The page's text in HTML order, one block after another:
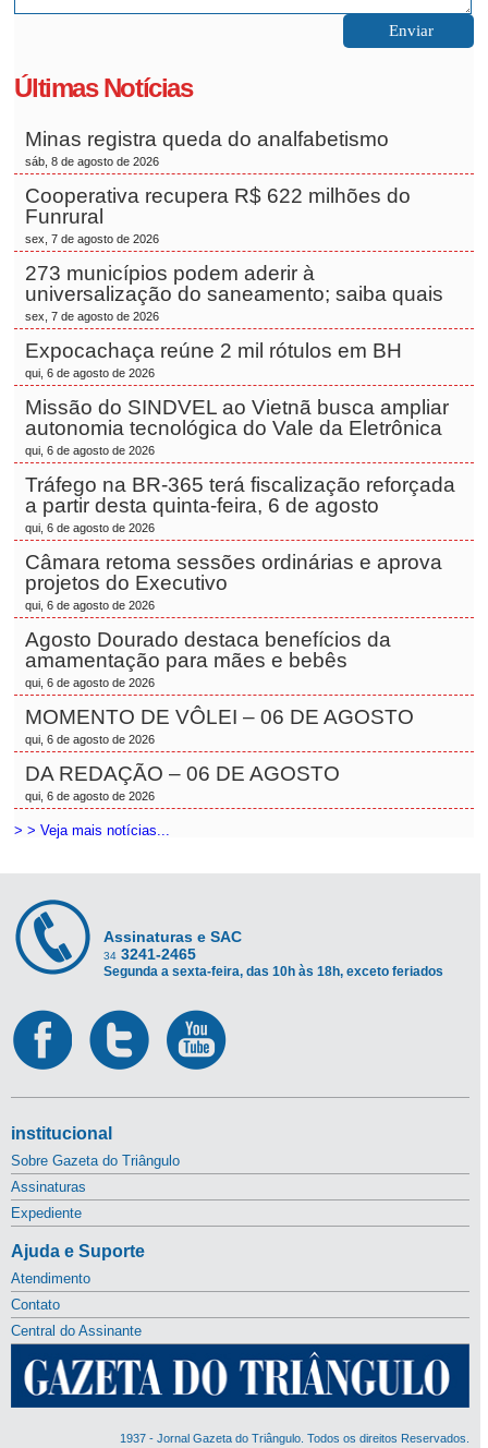
Últimas Notícias
Minas registra queda do analfabetismo
sáb, 8 de agosto de 2026
Cooperativa recupera R$ 622 milhões do
Funrural
sex, 7 de agosto de 2026
273 municípios podem aderir à
universalização do saneamento; saiba quais
sex, 7 de agosto de 2026
Expocachaça reúne 2 mil rótulos em BH
qui, 6 de agosto de 2026
Missão do SINDVEL ao Vietnã busca ampliar
autonomia tecnológica do Vale da Eletrônica
qui, 6 de agosto de 2026
Tráfego na BR-365 terá fiscalização reforçada
a partir desta quinta-feira, 6 de agosto
qui, 6 de agosto de 2026
Câmara retoma sessões ordinárias e aprova
projetos do Executivo
qui, 6 de agosto de 2026
Agosto Dourado destaca benefícios da
amamentação para mães e bebês
qui, 6 de agosto de 2026
MOMENTO DE VÔLEI – 06 DE AGOSTO
qui, 6 de agosto de 2026
DA REDAÇÃO – 06 DE AGOSTO
qui, 6 de agosto de 2026
> > Veja mais notícias...
Assinaturas e SAC
34 3241-2465
Segunda a sexta-feira, das 10h às 18h, exceto feriados
institucional
Sobre Gazeta do Triângulo
Assinaturas
Expediente
Ajuda e Suporte
Atendimento
Contato
Central do Assinante
1937 - Jornal Gazeta do Triângulo. Todos os direitos Reservados.